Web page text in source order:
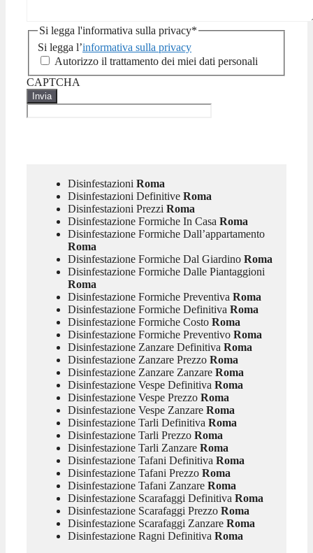
Si legga l'informativa sulla privacy*
Si legga l’informativa sulla privacy
Autorizzo il trattamento dei miei dati personali
CAPTCHA
Disinfestazioni Roma
Disinfestazioni DefinitiveRoma
Disinfestazioni Prezzi Roma
Disinfestazione Formiche In Casa Roma
Disinfestazione Formiche Dall’appartamento
Roma
Disinfestazione Formiche Dal GiardinoRoma
Disinfestazione Formiche Dalle Piantaggioni
Roma
Disinfestazione Formiche Preventiva Roma
Disinfestazione Formiche Definitiva Roma
Disinfestazione Formiche CostoRoma
Disinfestazione Formiche PreventivoRoma
Disinfestazione Zanzare Definitiva Roma
Disinfestazione Zanzare PrezzoRoma
Disinfestazione Zanzare ZanzareRoma
Disinfestazione Vespe Definitiva Roma
Disinfestazione Vespe PrezzoRoma
Disinfestazione Vespe ZanzareRoma
Disinfestazione Tarli Definitiva Roma
Disinfestazione Tarli PrezzoRoma
Disinfestazione Tarli ZanzareRoma
Disinfestazione Tafani Definitiva Roma
Disinfestazione Tafani PrezzoRoma
Disinfestazione Tafani ZanzareRoma
Disinfestazione Scarafaggi Definitiva Roma
Disinfestazione Scarafaggi PrezzoRoma
Disinfestazione Scarafaggi ZanzareRoma
Disinfestazione Ragni Definitiva Roma